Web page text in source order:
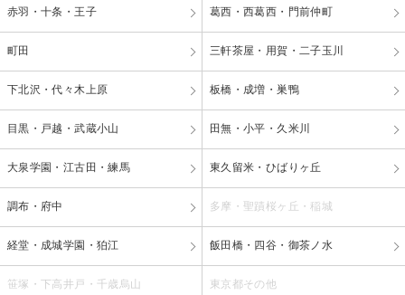
赤羽・十条・王子 葛西・西葛西・門前仲町
町田 三軒茶屋・用賀・二子玉川
下北沢・代々木上原 板橋・成増・巣鴨
目黒・戸越・武蔵小山 田無・小平・久米川
大泉学園・江古田・練馬 東久留米・ひばりヶ丘
調布・府中 多摩・聖蹟桜ヶ丘・稲城
経堂・成城学園・狛江 飯田橋・四谷・御茶ノ水
笹塚・下高井戸・千歳烏山 東京都その他